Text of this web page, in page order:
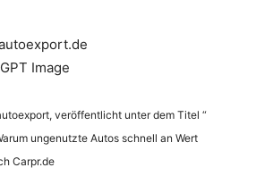
Image
veröffentlicht unter dem Titel “
ungenutzte Autos schnell an Wert
Carpr.de